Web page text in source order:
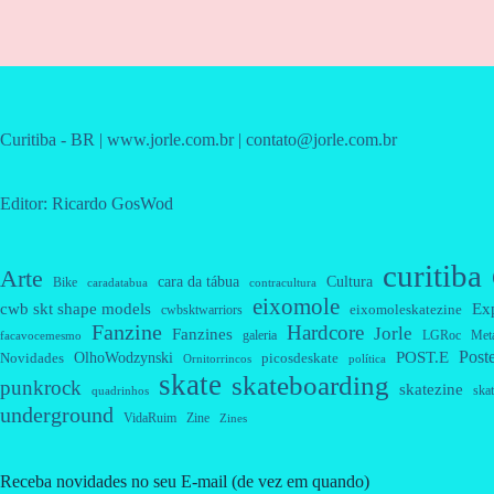
Curitiba - BR | www.jorle.com.br | contato@jorle.com.br
Editor: Ricardo GosWod
Arte Bike caradatabua cara da tábua contracultura Cultura curitiba
cwb skt shape models cwbsktwarriors eixomole eixomoleskatezine
facavocemesmo Fanzine Fanzines galeria Hardcore Jorle LGRoc
Novidades OlhoWodzynski Ornitorrincos picosdeskate política POST.E
punkrock quadrinhos skate skateboarding skatezine
underground VidaRuim Zine Zines
Receba novidades no seu E-mail (de vez em quando)